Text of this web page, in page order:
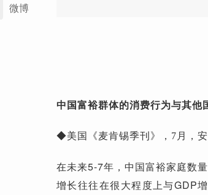
微博
中国富裕群体的消费行为与其他
◆美国《麦肯锡季刊》，7月，
在未来5-7年，中国富裕家庭数
增长往往在很大程度上与GDP